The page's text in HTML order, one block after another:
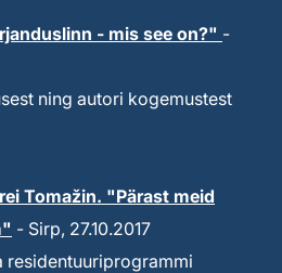
- mis see on?" -
ning autori kogemustest
Tomažin. "Pärast meid
- Sirp, 27.10.2017
residentuuriprogrammi